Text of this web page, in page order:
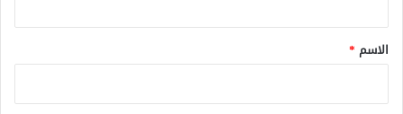
*
الاسم *